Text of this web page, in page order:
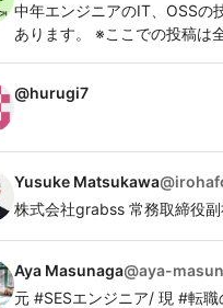
中年エンジニアのIT、OSSの
あります。 ※ここでの投稿は
@hurugi7
Yusuke Matsukawa@
株式会社grabss 常務取締役
Aya Masunaga@aya-
元 #SESエンジニア/ 現 #転